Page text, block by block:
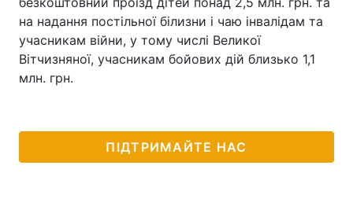
на надання постільної білизни і чаю інвалідам та
учасникам війни, у тому числі Великої
Вітчизняної, учасникам бойових дій близько 1,1
млн. грн.
ПІДТРИМАЙТЕ НАС